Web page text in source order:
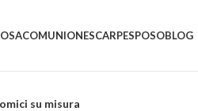
COMUNIONESCARPESPOSOBLOG
su misura